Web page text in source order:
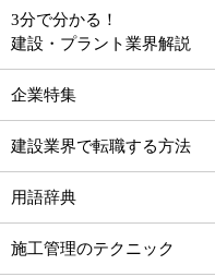
3分で分かる！
建設・プラント業界解説
企業特集
建設業界で転職する方法
用語辞典
施工管理のテクニック